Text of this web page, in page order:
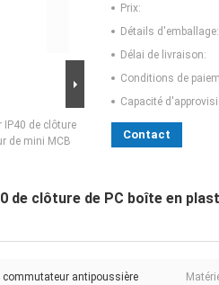
IP40 de clôture
de mini MCB
Prix:
Détails d'emballage:
Délai de livraison:
Conditions de
Capacité
Contact
de clôture de PC boîte en
commutateur antipoussière